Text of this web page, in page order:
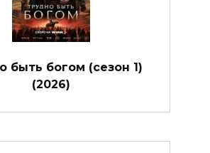
быть богом (сезон 1)
(2026)